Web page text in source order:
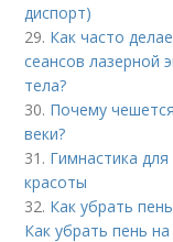
диспорт)
29. Как часто
сеансов лазерной
тела?
30. Почему
веки?
31. Гимнастика
красоты
32. Как убрать
Как убрать пень